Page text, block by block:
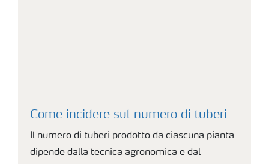
Come incidere sul numero di tuberi
Il numero di tuberi prodotto da ciascuna pianta
dipende dalla tecnica agronomica e dal